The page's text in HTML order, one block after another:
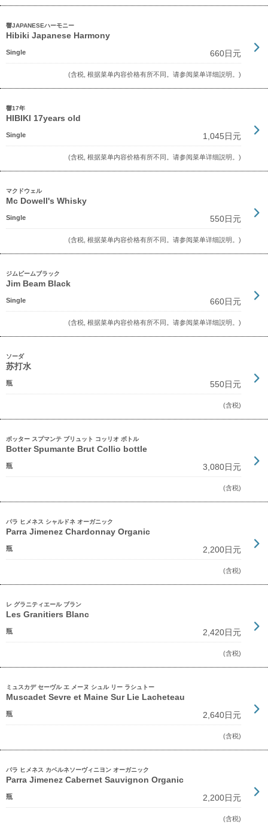
響JAPANESEハーモニー
Hibiki Japanese Harmony
Single 660日元
(含税, 根据菜单内容价格有所不同。请参阅菜单详细説明。)
響17年
HIBIKI 17years old
Single 1,045日元
(含税, 根据菜单内容价格有所不同。请参阅菜单详细説明。)
マクドウェル
Mc Dowell's Whisky
Single 550日元
(含税, 根据菜单内容价格有所不同。请参阅菜单详细説明。)
ジムビームブラック
Jim Beam Black
Single 660日元
(含税, 根据菜单内容价格有所不同。请参阅菜单详细説明。)
ソーダ
苏打水
瓶 550日元
(含税)
ボッター スプマンテ ブリュット コッリオ ボトル
Botter Spumante Brut Collio bottle
瓶 3,080日元
(含税)
パラ ヒメネス シャルドネ オーガニック
Parra Jimenez Chardonnay Organic
瓶 2,200日元
(含税)
レ グラニティエール ブラン
Les Granitiers Blanc
瓶 2,420日元
(含税)
ミュスカデ セーヴル エ メーヌ シュル リー ラシュトー
Muscadet Sevre et Maine Sur Lie Lacheteau
瓶 2,640日元
(含税)
パラ ヒメネス カベルネソーヴィニヨン オーガニック
Parra Jimenez Cabernet Sauvignon Organic
瓶 2,200日元
(含税)